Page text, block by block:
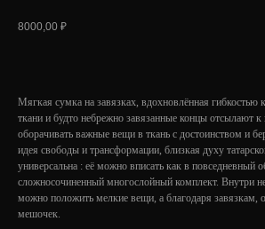
8000,00 ₽
Мягкая сумка на завязках, вдохновлённая гибкостью
ткани и будто небрежно завязанные концы отсылают к
оборачивать важные вещи в ткань с достоинством и
идея свободы и трансформации, близкая духу
универсальна : её можно вписать как в повседневный
сложносочиненный многослойный комплект. Внутри
можно положить мелкие вещи, а благодаря завязкам,
мешочек.